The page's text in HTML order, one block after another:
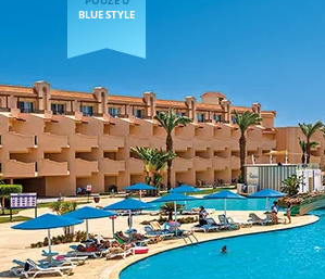
BLUE STYLE